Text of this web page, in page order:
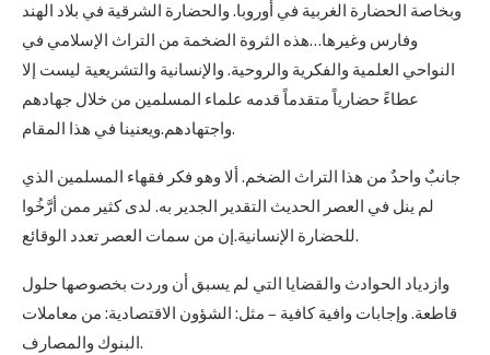
وبخاصة الحضارة الغربية في أوروبا. والحضارة الشرقية في بلاد الهند
وفارس وغيرها…هذه الثروة الضخمة من التراث الإسلامي في
النواحي العلمية والفكرية والروحية. والإنسانية والتشريعية ليست إلا
عطاءً حضارياً متقدماً قدمه علماء المسلمين من خلال جهادهم
واجتهادهم.ويعنينا في هذا المقام.
جانبٌ واحدٌ من هذا التراث الضخم. ألا وهو فكر فقهاء المسلمين الذي
لم ينل في العصر الحديث التقدير الجدير به. لدى كثير ممن أرَّخُوا
للحضارة الإنسانية.إن من سمات العصر تعدد الوقائع.
وازدياد الحوادث والقضايا التي لم يسبق أن وردت بخصوصها حلول
قاطعة. وإجابات وافية كافية – مثل: الشؤون الاقتصادية: من معاملات
البنوك والمصارف.